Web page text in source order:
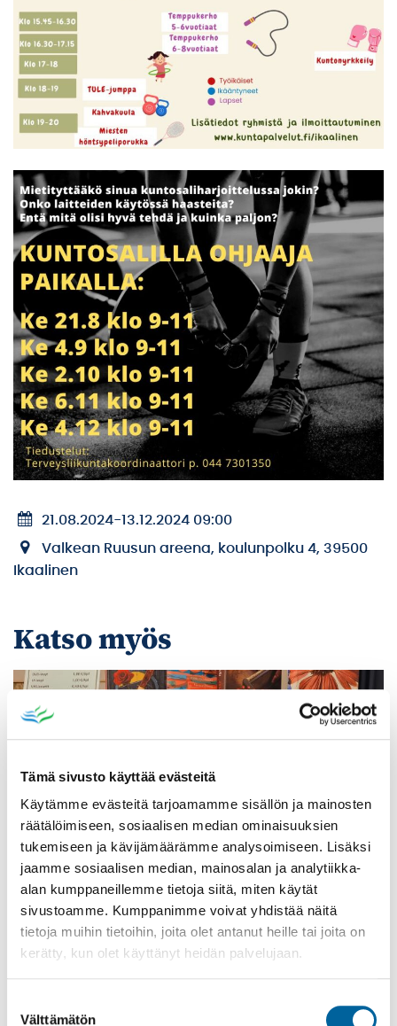
Tämä sivusto käyttää evästeitä
Käytämme evästeitä tarjoamamme sisällön ja mainosten
räätälöimiseen, sosiaalisen median ominaisuuksien
tukemiseen ja kävijämäärämme analysoimiseen. Lisäksi
jaamme sosiaalisen median, mainosalan ja analytiikka-
alan kumppaneillemme tietoja siitä, miten käytät
sivustoamme. Kumppanimme voivat yhdistää näitä
tietoja muihin tietoihin, joita olet antanut heille tai joita on
kerätty, kun olet käyttänyt heidän palvelujaan.
valinta
Välttämätön
21.08.2024-13.12.2024 09:00
Valkean Ruusun areena, koulunpolku 4, 39500
Ikaalinen
Katso myös
Poistomyynti kirjaston aukioloaikana
03.06.2026 - 31.08.2026